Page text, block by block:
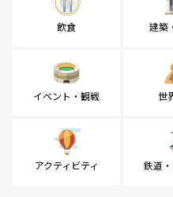
飲食 建築
イベント・観戦 世
アクティビティ 鉄道